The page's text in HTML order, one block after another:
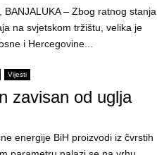
BANJALUKA – Zbog ratnog stanja
na svjetskom tržištu, velika je
i Hercegovine...
Vijesti
zavisan od uglja
energije BiH proizvodi iz čvrstih